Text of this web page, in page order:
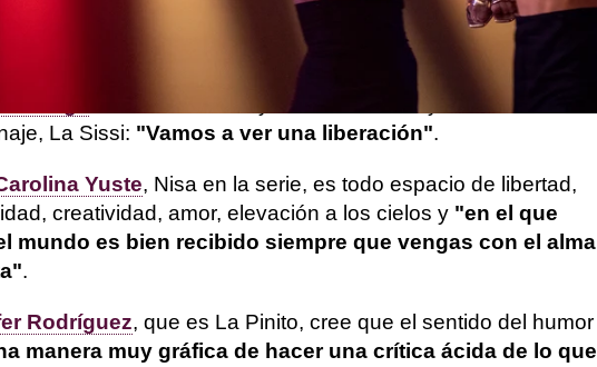
, afirma antes de añadir que"es un
la gente va a dejarse llevar"
describe el Tindaya como su casa y así lo vive su
La Sissi: "Vamos a ver una liberación".
Yuste, Nisa en la serie, es todo espacio de libertad,
creatividad, amor, elevación a los cielos y "en el que
mundo es bien recibido siempre que vengas con el alma
.
Rodríguez, que es La Pinito, cree que el sentido del humor
manera muy gráfica de hacer una crítica ácida de lo que